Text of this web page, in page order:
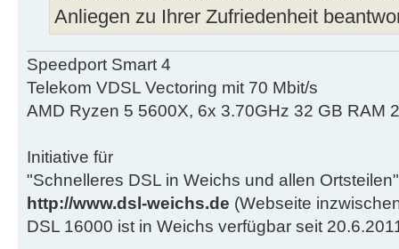
Anliegen zu Ihrer Zufriedenheit
Speedport Smart 4
Telekom VDSL Vectoring mit 70 Mbit/s
AMD Ryzen 5 5600X, 6x 3.70GHz 32 GB RAM
Initiative für
"Schnelleres DSL in Weichs und allen Ortsteilen"
http://www.dsl-weichs.de (Webseite
DSL 16000 ist in Weichs verfügbar seit